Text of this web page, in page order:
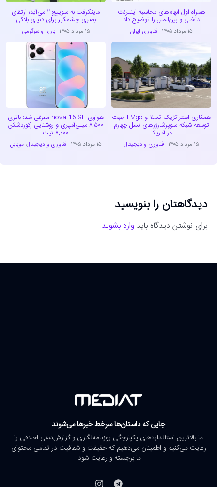
همراه اول ابهام‌های محاسبه اینترنت
داخلی و بین‌الملل را توضیح داد
۱۵ مرداد ۱۴۰۵ فناوری ایران
ماینکرفت به سوییچ ۲ می‌آید؛ ارتقای
بصری چشمگیر برای دنیای بلاکی
۱۵ مرداد ۱۴۰۵ بازی و سرگرمی
همکاری استراتژیک تسلا و EVgo جهت
توسعه شبکه سوپرشارژرهای نسل چهارم
در آمریکا
۱۵ مرداد ۱۴۰۵ فناوری و دیجیتال
هواوی nova 16 SE معرفی شد: باتری
۸,۵۰۰ میلی‌آمپری و روشنایی رکوردشکن
۸,۰۰۰ نیت
۱۵ مرداد ۱۴۰۵ فناوری و دیجیتال،موبایل
دیدگاهتان را بنویسید
برای نوشتن دیدگاه باید وارد بشوید.
جایی که داستان‌ها سرخط خبرها می‌شوند
ما بالاترین استانداردهای یکپارچگی روزنامه‌نگاری و گزارش‌دهی اخلاقی را
رعایت می‌کنیم و اطمینان می‌دهیم که حقیقت و شفافیت در تمامی محتوای
ما برجسته و رعایت شود.